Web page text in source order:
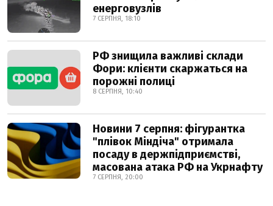
енерговузлів
7 СЕРПНЯ, 18:10
РФ знищила важливі склади
Фори: клієнти скаржаться на
порожні полиці
8 СЕРПНЯ, 10:40
Новини 7 серпня: фігурантка
"плівок Міндіча" отримала
посаду в держпідприємстві,
масована атака РФ на Укрнафту
7 СЕРПНЯ, 20:00